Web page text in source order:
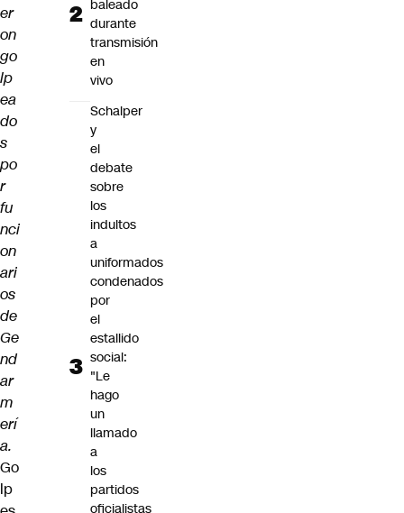
er
on
go
lp
ea
do
s
po
r
fu
nci
on
ari
os
de
Ge
nd
ar
m
erí
a.
Go
lp
baleado
durante
transmisión
en
vivo
Schalper
y
el
debate
sobre
los
indultos
a
uniformados
condenados
por
el
estallido
social:
"Le
hago
un
llamado
a
los
partidos
oficialistas